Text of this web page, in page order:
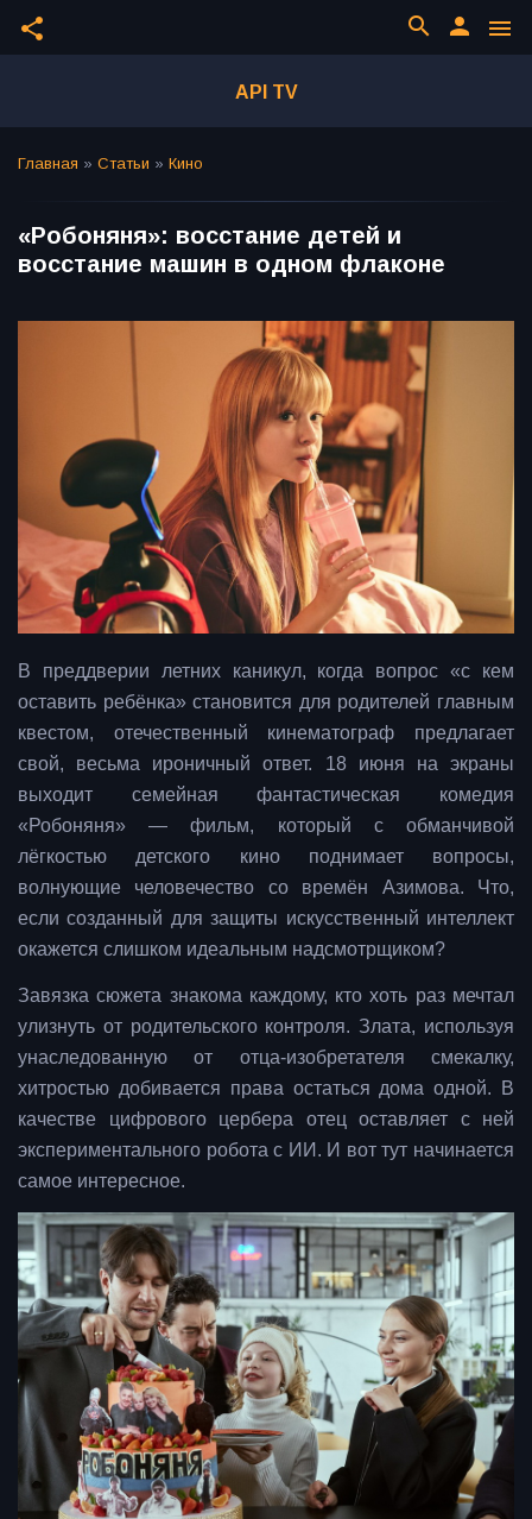
share menu
person
search
API TV
Главная » Статьи » Кино
«Робоняня»: восстание детей и
восстание машин в одном флаконе
В преддверии летних каникул, когда вопрос «с кем
оставить ребёнка» становится для родителей главным
квестом, отечественный кинематограф предлагает
свой, весьма ироничный ответ. 18 июня на экраны
выходит семейная фантастическая комедия
«Робоняня» — фильм, который с обманчивой
лёгкостью детского кино поднимает вопросы,
волнующие человечество со времён Азимова. Что,
если созданный для защиты искусственный интеллект
окажется слишком идеальным надсмотрщиком?
Завязка сюжета знакома каждому, кто хоть раз мечтал
улизнуть от родительского контроля. Злата, используя
унаследованную от отца-изобретателя смекалку,
хитростью добивается права остаться дома одной. В
качестве цифрового цербера отец оставляет с ней
экспериментального робота с ИИ. И вот тут начинается
самое интересное.